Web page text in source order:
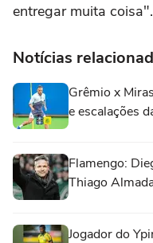
entregar muita coisa".
Notícias
Grêmio x
e escalações
Flamengo:
Thiago
Jogador do